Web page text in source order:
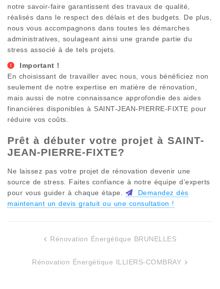
notre savoir-faire garantissent des travaux de qualité,
réalisés dans le respect des délais et des budgets. De plus,
nous vous accompagnons dans toutes les démarches
administratives, soulageant ainsi une grande partie du
stress associé à de tels projets.
Important !
En choisissant de travailler avec nous, vous bénéficiez non
seulement de notre expertise en matière de rénovation,
mais aussi de notre connaissance approfondie des aides
financières disponibles à SAINT-JEAN-PIERRE-FIXTE pour
réduire vos coûts.
Prêt à débuter votre projet à SAINT-
JEAN-PIERRE-FIXTE?
Ne laissez pas votre projet de rénovation devenir une
source de stress. Faites confiance à notre équipe d’experts
pour vous guider à chaque étape.
Demandez dès
maintenant un devis gratuit ou une consultation !
Rénovation Énergétique BRUNELLES
Rénovation Énergétique ILLIERS-COMBRAY